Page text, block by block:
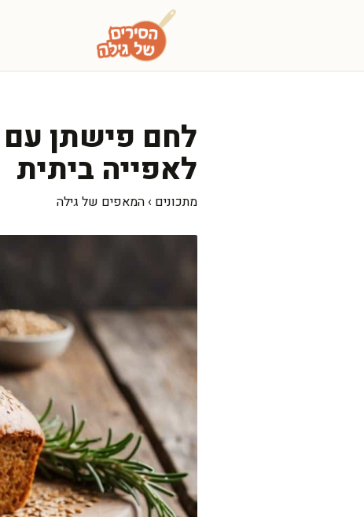
לחם פישתן עם
לאפייה ביתית
מתכונים › המאפים של גילה